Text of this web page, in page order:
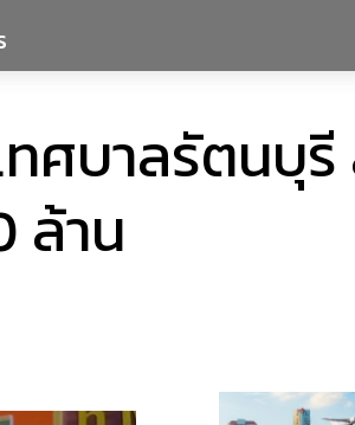
ศบาลรัตนบุ
ล้าน